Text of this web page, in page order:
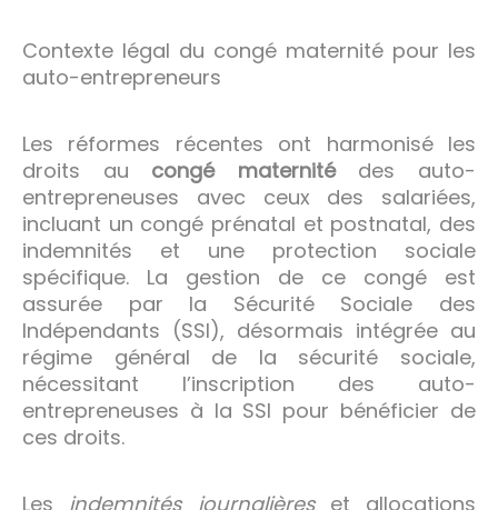
Contexte légal du congé maternité pour les
auto-entrepreneurs
Les réformes récentes ont harmonisé les
droits au congé maternitédes auto-
entrepreneuses avec ceux des salariées,
incluant un congé prénatal et postnatal, des
indemnités et une protection sociale
spécifique. La gestion de ce congé est
assurée par la Sécurité Sociale des
Indépendants (SSI), désormais intégrée au
régime général de la sécurité sociale,
nécessitant l’inscription des auto-
entrepreneuses à la SSI pour bénéficier de
ces droits.
Les indemnités journalièreset allocations